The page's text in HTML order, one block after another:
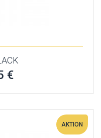
€
AKTION